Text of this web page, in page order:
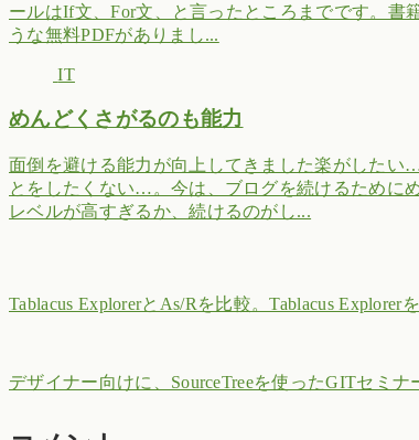
ールはIf文、For文、と言ったところまでです。書
うな無料PDFがありまし...
IT
めんどくさがるのも能力
面倒を避ける能力が向上してきました楽がしたい
とをしたくない…。今は、ブログを続けるために
レベルが高すぎるか、続けるのがし...
Tablacus ExplorerとAs/Rを比較。Tablacus Explorer
デザイナー向けに、SourceTreeを使ったGITセミナ